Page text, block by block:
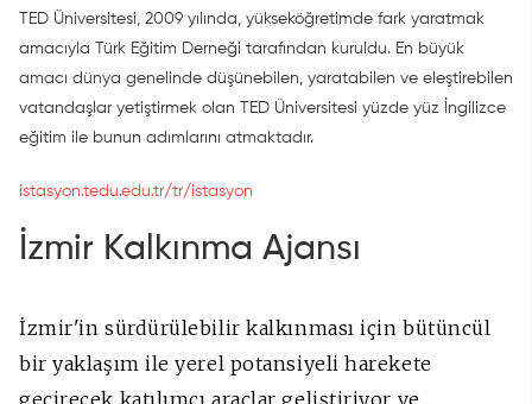
TED Üniversitesi, 2009 yılında, yükseköğretimde fark yaratmak
amacıyla Türk Eğitim Derneği tarafından kuruldu. En büyük
amacı dünya genelinde düşünebilen, yaratabilen ve eleştirebilen
vatandaşlar yetiştirmek olan TED Üniversitesi yüzde yüz İngilizce
eğitim ile bunun adımlarını atmaktadır.
istasyon.tedu.edu.tr/tr/istasyon
İzmir Kalkınma Ajansı
İzmir'in sürdürülebilir kalkınması için bütüncül
bir yaklaşım ile yerel potansiyeli harekete